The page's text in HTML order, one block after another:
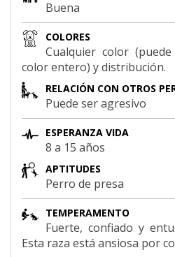
Buena
COLORES
Cualquier color
color entero) y distribución.
RELACIÓN CON OTROS
Puede ser agresivo
ESPERANZA VIDA
8 a 15 años
APTITUDES
Perro de presa
TEMPERAMENTO
Fuerte, confiado y
Esta raza está ansiosa por